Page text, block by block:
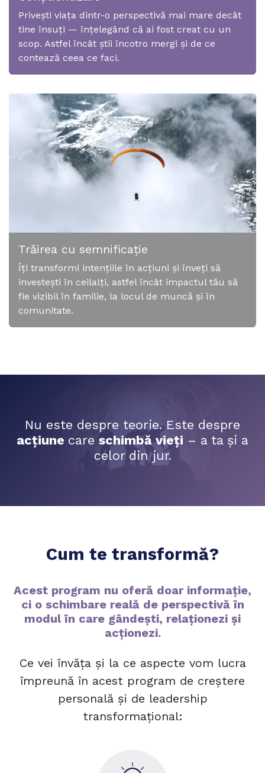
Privești viața dintr-o perspectivă mai mare decât
tine însuți — înțelegând că ai fost creat cu un
scop. Astfel încât știi încotro mergi și de ce
contează ceea ce faci.
Trăirea cu semnificație
Îți transformi intențiile în acțiuni și înveți să
investești în ceilalți, astfel încât impactul tău să
fie vizibil în familie, la locul de muncă și în
comunitate.
Nu este despre teorie. Este despre
acțiune care schimbă vieți – a ta și a
celor din jur.
Cum te transformă?
Acest program nu oferă doar informație,
ci o schimbare reală de perspectivă în
modul în care gândești, relaționezi și
acționezi.
Ce vei învăța și la ce aspecte vom lucra
împreună în acest program de creștere
personală și de leadership
transformațional: